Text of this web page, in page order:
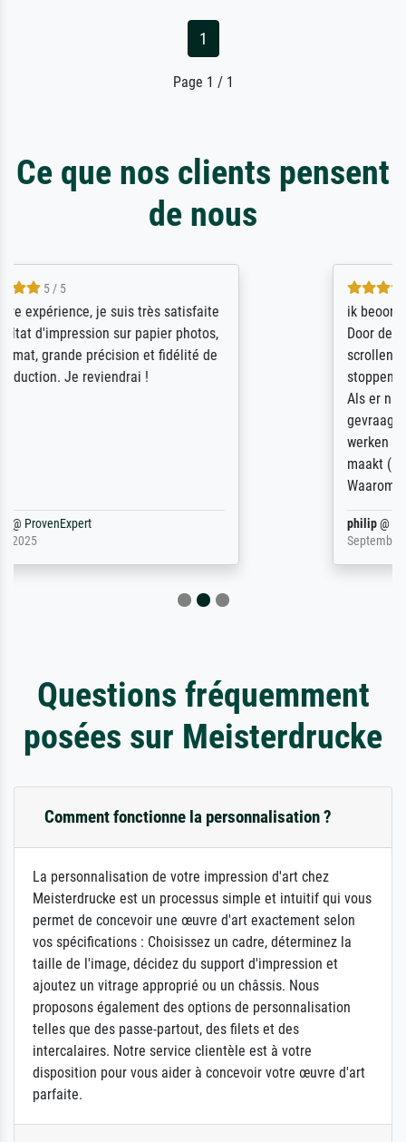
1
Page 1 / 1
Ce que nos clients pensent
de nous
ik beoordeel Meisterdrucke zeer positief.
Door de 69505 beschikbare kunstenaars
scrollen is echter onbegonnen werk (na
stoppen begint het weer van voor af aan).
philip
Questions fréquemment
posées sur Meisterdrucke
Comment fonctionne la personnalisation ?
La personnalisation de votre impression d'art chez
Meisterdrucke est un processus simple et intuitif qui vous
permet de concevoir une œuvre d'art exactement selon
vos spécifications : Choisissez un cadre, déterminez la
taille de l'image, décidez du support d'impression et
ajoutez un vitrage approprié ou un châssis. Nous
proposons également des options de personnalisation
telles que des passe-partout, des filets et des
intercalaires. Notre service clientèle est à votre
disposition pour vous aider à concevoir votre œuvre d'art
parfaite.